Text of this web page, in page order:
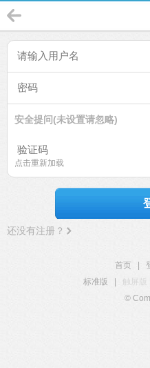
安全提问(未设置请忽略)
点击重新加载
还没有注册？
首页
标准版
触屏版
©